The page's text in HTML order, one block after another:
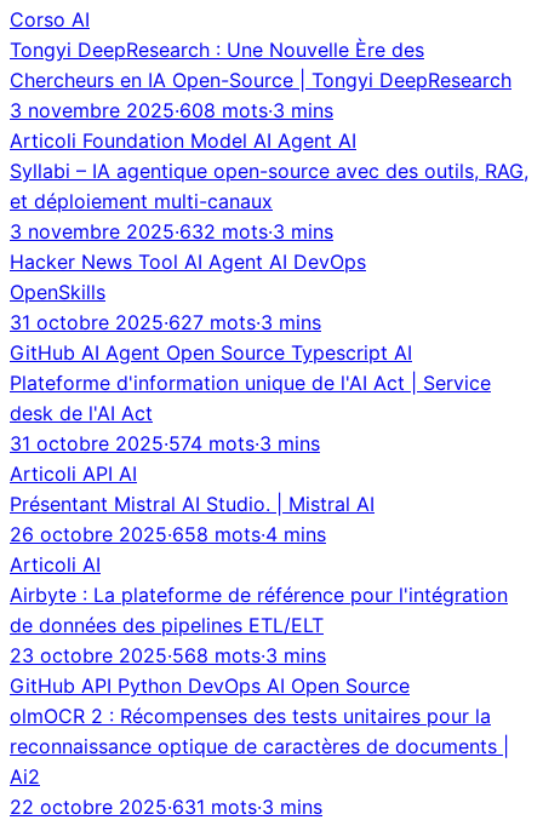
Corso AI
Tongyi DeepResearch : Une Nouvelle Ère des
Chercheurs en IA Open-Source | Tongyi DeepResearch
3 novembre 2025·608 mots·3 mins
Articoli Foundation Model AI Agent AI
Syllabi – IA agentique open-source avec des outils, RAG,
et déploiement multi-canaux
3 novembre 2025·632 mots·3 mins
Hacker News Tool AI Agent AI DevOps
OpenSkills
31 octobre 2025·627 mots·3 mins
GitHub AI Agent Open Source Typescript AI
Plateforme d'information unique de l'AI Act | Service
desk de l'AI Act
31 octobre 2025·574 mots·3 mins
Articoli API AI
Présentant Mistral AI Studio. | Mistral AI
26 octobre 2025·658 mots·4 mins
Articoli AI
Airbyte : La plateforme de référence pour l'intégration
de données des pipelines ETL/ELT
23 octobre 2025·568 mots·3 mins
GitHub API Python DevOps AI Open Source
olmOCR 2 : Récompenses des tests unitaires pour la
reconnaissance optique de caractères de documents |
Ai2
22 octobre 2025·631 mots·3 mins